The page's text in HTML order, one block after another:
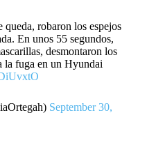
queda, robaron los espejos
En unos 55 segundos,
desmontaron los
la fuga en un Hyundai
September 30,